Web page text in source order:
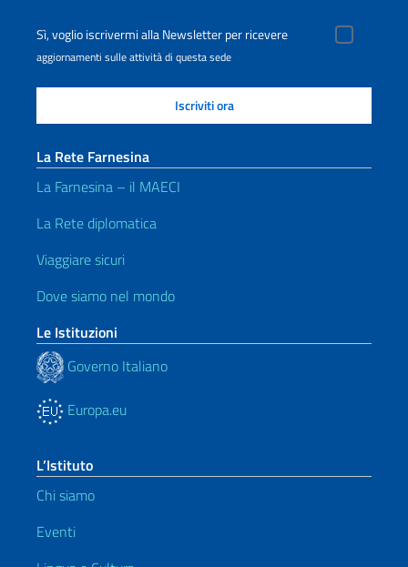
Sì, voglio iscrivermi alla Newsletter per ricevere
aggiornamenti sulle attività di questa sede
La Rete Farnesina
La Farnesina – il MAECI
La Rete diplomatica
Viaggiare sicuri
Dove siamo nel mondo
Le Istituzioni
Governo Italiano
Europa.eu
L’Istituto
Chi siamo
Eventi